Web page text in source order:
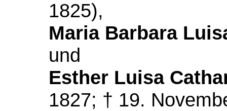
1825),
Maria Barbara
und
Esther Luisa
1827; † 19.